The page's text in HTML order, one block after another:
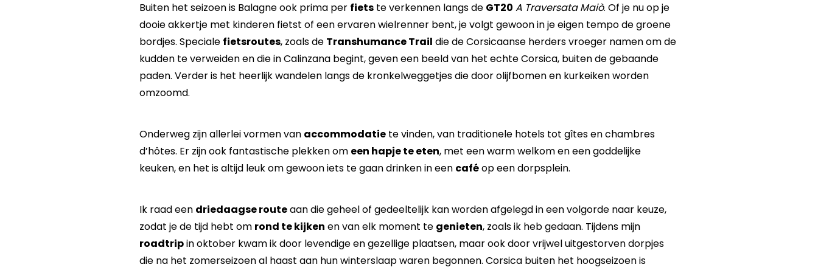
Buiten het seizoen is Balagne ook prima per fietste verkennen langs de GT20 A Traversata Maiò. Of je nu op je
dooie akkertje met kinderen fietst of een ervaren wielrenner bent, je volgt gewoon in je eigen tempo de groene
bordjes. Speciale fietsroutes, zoals de Transhumance Trail die de Corsicaanse herders vroeger namen om de
kudden te verweiden en die in Calinzana begint, geven een beeld van het echte Corsica, buiten de gebaande
paden. Verder is het heerlijk wandelen langs de kronkelweggetjes die door olijfbomen en kurkeiken worden
omzoomd.
Onderweg zijn allerlei vormen van accommodatiete vinden, van traditionele hotels tot gîtes en chambres
d’hôtes. Er zijn ook fantastische plekken om een hapje te eten, met een warm welkom en een goddelijke
keuken, en het is altijd leuk om gewoon iets te gaan drinken in een caféop een dorpsplein.
Ik raad een driedaagse routeaan die geheel of gedeeltelijk kan worden afgelegd in een volgorde naar keuze,
zodat je de tijd hebt om rond te kijken en van elk moment te genieten, zoals ik heb gedaan. Tijdens mijn
roadtripin oktober kwam ik door levendige en gezellige plaatsen, maar ook door vrijwel uitgestorven dorpjes
die na het zomerseizoen al haast aan hun winterslaap waren begonnen. Corsica buiten het hoogseizoen is